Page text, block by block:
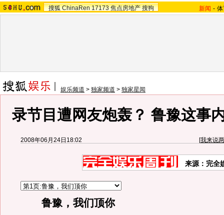
搜狐 ChinaRen 17173 焦点房地产 搜狗 新闻 -
娱乐频道 > 独家频道 > 独家星闻
录节目遭网友炮轰？ 鲁豫这事
2008年06月24日18:02 [我来说
来源：完全
鲁豫，我们顶你